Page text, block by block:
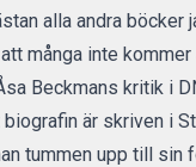
alla andra
många inte
Beckmans kritik i
är skriven i
tummen upp till sin